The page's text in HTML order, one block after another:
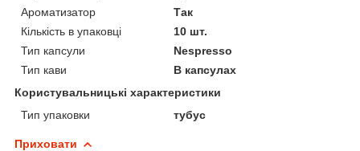
Ароматизатор
Так
Кількість в упаковці
10 шт.
Тип капсули
Nespresso
Тип кави
В капсулах
Користувальницькі характеристики
Тип упаковки
тубус
Приховати